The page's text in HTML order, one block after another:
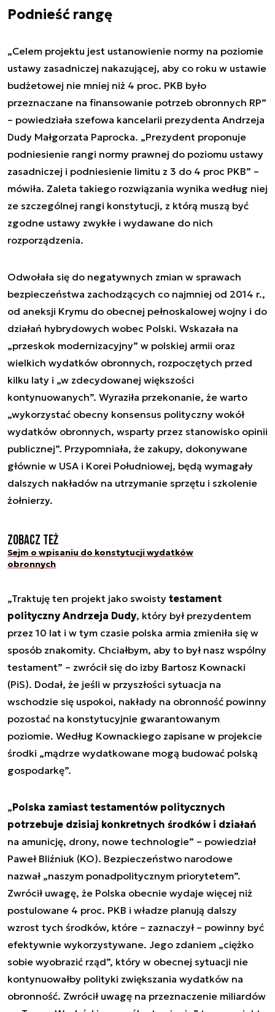
Podnieść rangę
„Celem projektu jest ustanowienie normy na poziomie
ustawy zasadniczej nakazującej, aby co roku w ustawie
budżetowej nie mniej niż 4 proc. PKB było
przeznaczane na finansowanie potrzeb obronnych RP”
– powiedziała szefowa kancelarii prezydenta Andrzeja
Dudy Małgorzata Paprocka. „Prezydent proponuje
podniesienie rangi normy prawnej do poziomu ustawy
zasadniczej i podniesienie limitu z 3 do 4 proc PKB” –
mówiła. Zaleta takiego rozwiązania wynika według niej
ze szczególnej rangi konstytucji, z którą muszą być
zgodne ustawy zwykłe i wydawane do nich
rozporządzenia.
Odwołała się do negatywnych zmian w sprawach
bezpieczeństwa zachodzących co najmniej od 2014 r.,
od aneksji Krymu do obecnej pełnoskalowej wojny i do
działań hybrydowych wobec Polski. Wskazała na
„przeskok modernizacyjny” w polskiej armii oraz
wielkich wydatków obronnych, rozpoczętych przed
kilku laty i „w zdecydowanej większości
kontynuowanych”. Wyraziła przekonanie, że warto
„wykorzystać obecny konsensus polityczny wokół
wydatków obronnych, wsparty przez stanowisko opinii
publicznej”. Przypomniała, że zakupy, dokonywane
głównie w USA i Korei Południowej, będą wymagały
dalszych nakładów na utrzymanie sprzętu i szkolenie
żołnierzy.
Zobacz też
Sejm o wpisaniu do konstytucji wydatków
obronnych
„Traktuję ten projekt jako swoisty testament
polityczny Andrzeja Dudy, który był prezydentem
przez 10 lat i w tym czasie polska armia zmieniła się w
sposób znakomity. Chciałbym, aby to był nasz wspólny
testament” – zwrócił się do izby Bartosz Kownacki
(PiS). Dodał, że jeśli w przyszłości sytuacja na
wschodzie się uspokoi, nakłady na obronność powinny
pozostać na konstytucyjnie gwarantowanym
poziomie. Według Kownackiego zapisane w projekcie
środki „mądrze wydatkowane mogą budować polską
gospodarkę”.
„Polska zamiast testamentów politycznych
potrzebuje dzisiaj konkretnych środków i działań
na amunicję, drony, nowe technologie” – powiedział
Paweł Bliźniuk (KO). Bezpieczeństwo narodowe
nazwał „naszym ponadpolitycznym priorytetem”.
Zwrócił uwagę, że Polska obecnie wydaje więcej niż
postulowane 4 proc. PKB i władze planują dalszy
wzrost tych środków, które – zaznaczył – powinny być
efektywnie wykorzystywane. Jego zdaniem „ciężko
sobie wyobrazić rząd”, który w obecnej sytuacji nie
kontynuowałby polityki zwiększania wydatków na
obronność. Zwrócił uwagę na przeznaczenie miliardów